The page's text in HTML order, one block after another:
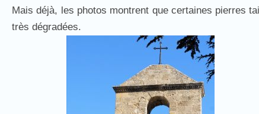
Mais déjà, les photos montrent que certaines pierres
très dégradées.